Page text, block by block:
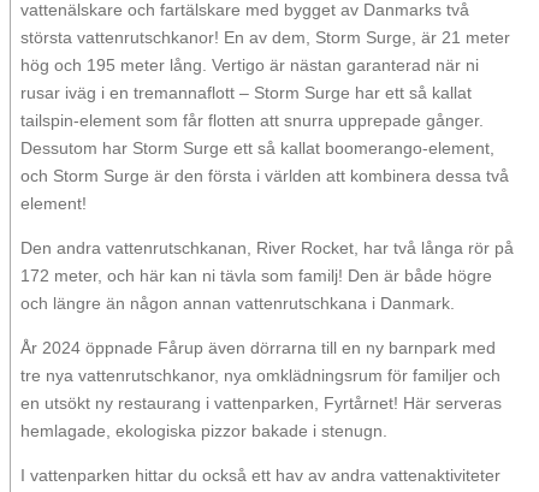
vattenälskare och fartälskare med bygget av Danmarks två
största vattenrutschkanor! En av dem, Storm Surge, är 21 meter
hög och 195 meter lång. Vertigo är nästan garanterad när ni
rusar iväg i en tremannaflott – Storm Surge har ett så kallat
tailspin-element som får flotten att snurra upprepade gånger.
Dessutom har Storm Surge ett så kallat boomerango-element,
och Storm Surge är den första i världen att kombinera dessa två
element!
Den andra vattenrutschkanan, River Rocket, har två långa rör på
172 meter, och här kan ni tävla som familj! Den är både högre
och längre än någon annan vattenrutschkana i Danmark.
År 2024 öppnade Fårup även dörrarna till en ny barnpark med
tre nya vattenrutschkanor, nya omklädningsrum för familjer och
en utsökt ny restaurang i vattenparken, Fyrtårnet! Här serveras
hemlagade, ekologiska pizzor bakade i stenugn.
I vattenparken hittar du också ett hav av andra vattenaktiviteter